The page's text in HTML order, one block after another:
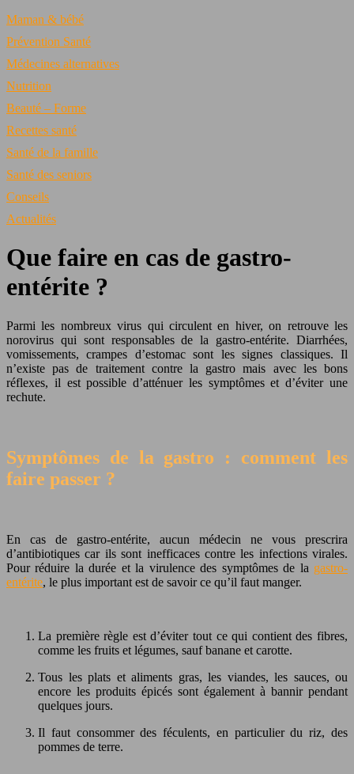
Maman & bébé
Prévention Santé
Médecines alternatives
Nutrition
Beauté – Forme
Recettes santé
Santé de la famille
Santé des seniors
Conseils
Actualités
Que faire en cas de gastro-
entérite ?
Parmi les nombreux virus qui circulent en hiver, on retrouve les
norovirus qui sont responsables de la gastro-entérite. Diarrhées,
vomissements, crampes d’estomac sont les signes classiques. Il
n’existe pas de traitement contre la gastro mais avec les bons
réflexes, il est possible d’atténuer les symptômes et d’éviter une
rechute.
Symptômes de la gastro : comment les
faire passer ?
En cas de gastro-entérite, aucun médecin ne vous prescrira
d’antibiotiques car ils sont inefficaces contre les infections virales.
Pour réduire la durée et la virulence des symptômes de la gastro-
entérite, le plus important est de savoir ce qu’il faut manger.
La première règle est d’éviter tout ce qui contient des fibres,
comme les fruits et légumes, sauf banane et carotte.
Tous les plats etaliments gras, les viandes, les sauces, ou
encore les produits épicés sont également à bannir pendant
quelques jours.
Il faut consommer des féculents, en particulier du riz, des
pommes de terre.